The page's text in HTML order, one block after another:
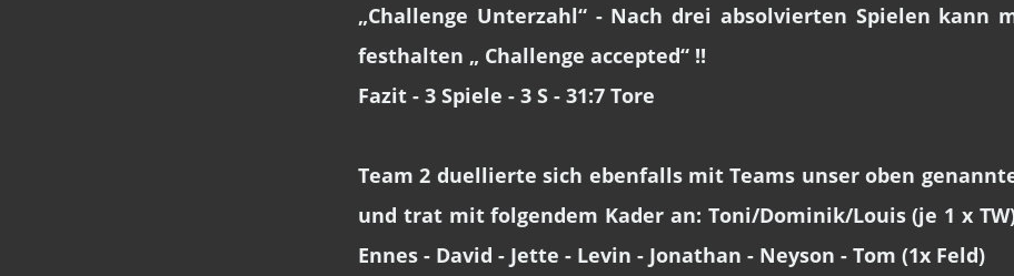
„Challenge Unterzahl“ - Nach drei absolvierten Spielen kann
festhalten „ Challenge accepted“ !!
Fazit - 3 Spiele - 3 S - 31:7 Tore
Team 2 duellierte sich ebenfalls mit Teams unser oben
und trat mit folgendem Kader an: Toni/Dominik/Louis (je 1 x
Ennes - David - Jette - Levin - Jonathan - Neyson - Tom (1x Feld)